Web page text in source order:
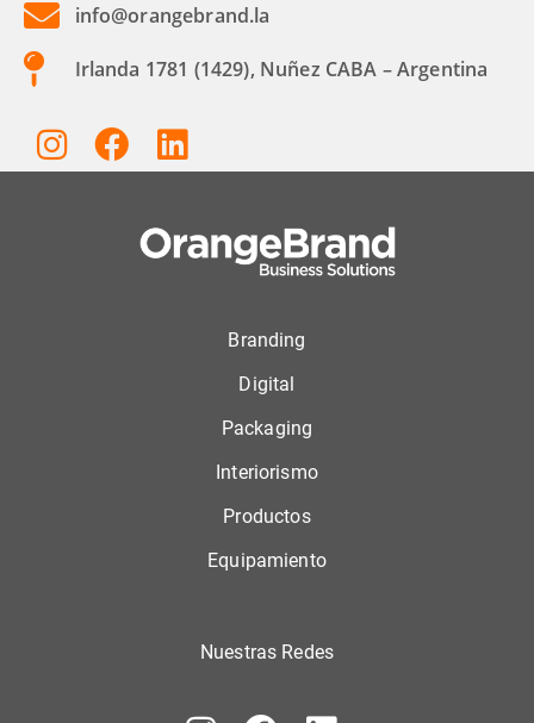
info@orangebrand.la
Irlanda 1781 (1429), Nuñez CABA – Argentina
Branding
Digital
Packaging
Interiorismo
Productos
Equipamiento
Nuestras Redes